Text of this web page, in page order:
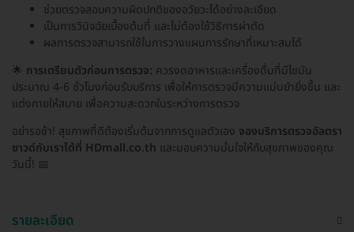
ช่วยตรวจสอบความผิดปกติของอวัยวะได้อย่างละเอียด
เป็นการวินิจฉัยเบื้องต้นที่ และไม่ต้องใช้วิธีการผ่าตัด
ผลการตรวจสามารถใช้ในการวางแผนการรักษาที่เหมาะสมได้
🌟 การเตรียมตัวก่อนการตรวจ: ควรงดอาหารและเครื่องดื่มที่มีไขมัน
ประมาณ 4-6 ชั่วโมงก่อนรับบริการ เพื่อให้การตรวจมีความแม่นยำยิ่งขึ้น และ
แต่งกายให้สบาย เพื่อความสะดวกในระหว่างการตรวจ
อย่ารอช้า! สุขภาพที่ดีต้องเริ่มต้นจากการดูแลตัวเอง จองบริการตรวจอัลตรา
ซาวด์กับเราได้ที่ HDmall.co.th และมอบความมั่นใจให้กับสุขภาพของคุณ
วันนี้! 📅
รายละเอียด